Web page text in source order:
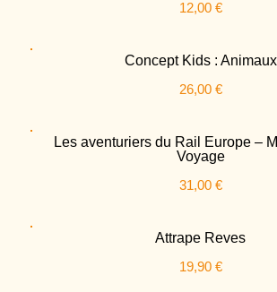
12,00 €
Concept Kids : Animaux
26,00 €
Les aventuriers du Rail Europe –
Voyage
31,00 €
Attrape Reves
19,90 €